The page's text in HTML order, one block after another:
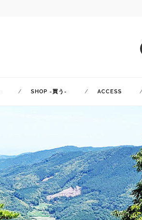
SHOP -買う- ACCESS